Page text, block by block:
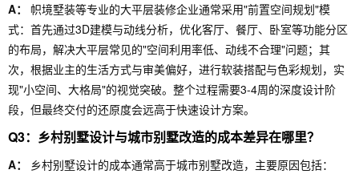
A：
帜境墅装等专业的大平层装修企业通常采用"前置空间规划"模
式：首先通过3D建模与动线分析，优化客厅、餐厅、卧室等功能分区
的布局，解决大平层常见的"空间利用率低、动线不合理"问题；其
次，根据业主的生活方式与审美偏好，进行软装搭配与色彩规划，实
现"小空间、大格局"的视觉突破。整个过程需要3-4周的深度设计阶
段，但最终交付的还原度会远高于快速设计方案。
Q3：乡村别墅设计与城市别墅改造的成本差异在哪里？
A：
乡村别墅设计的成本通常高于城市别墅改造，主要原因包括：